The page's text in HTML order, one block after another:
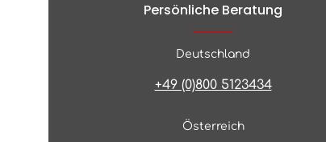
Persönliche Beratung
Deutschland
+49 (0)800 5123434
Österreich